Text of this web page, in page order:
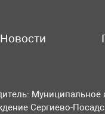
Новости
Муниципальное
Сергиево-